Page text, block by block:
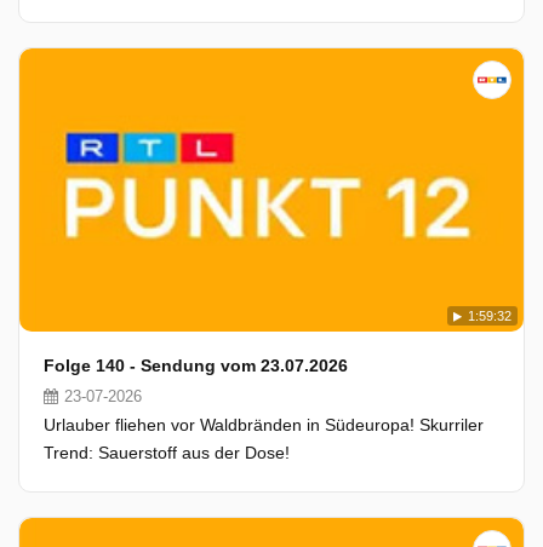
1:59:32
Folge 140 - Sendung vom 23.07.2026
23-07-2026
Urlauber fliehen vor Waldbränden in Südeuropa! Skurriler
Trend: Sauerstoff aus der Dose!